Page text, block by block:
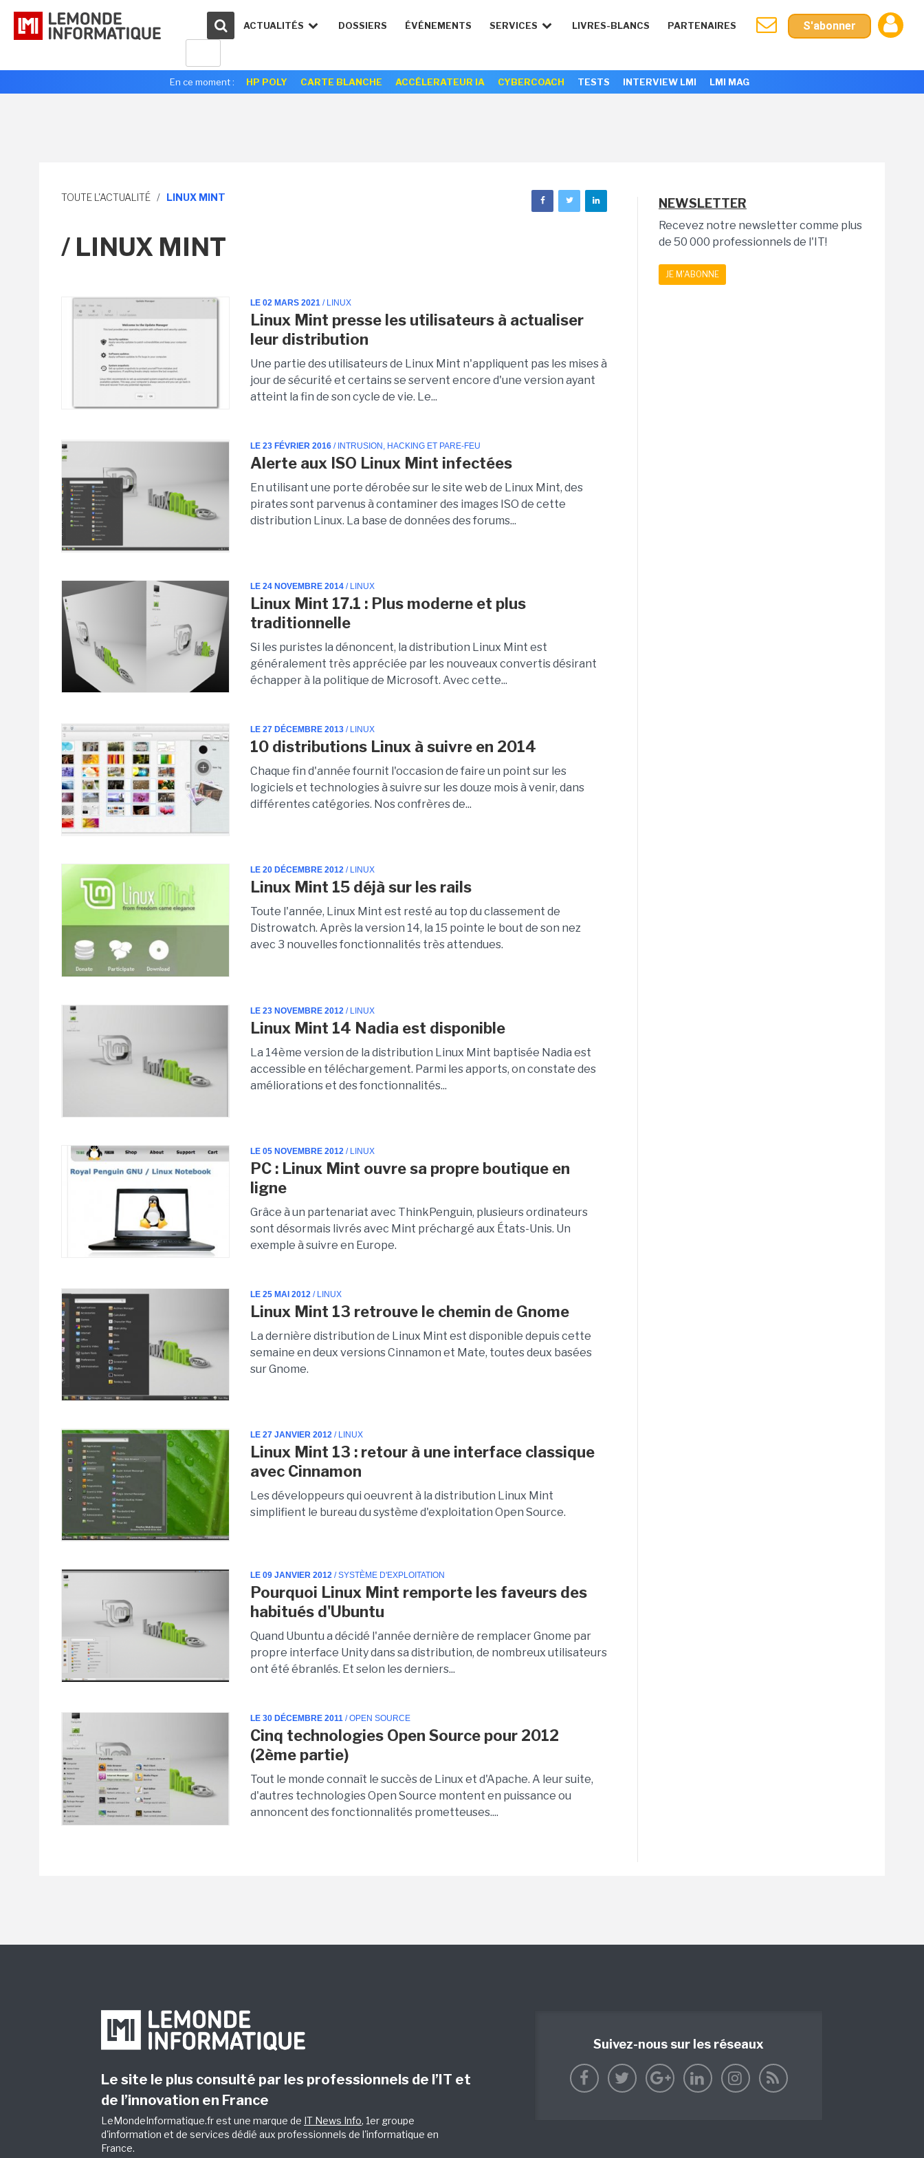
ACTUALITÉS DOSSIERS ÉVÉNEMENTS SERVICES LIVRES-BLANCS PARTENAIRES S'abonner
En ce moment : HP POLY CARTE BLANCHE ACCÉLERATEUR IA CYBERCOACH TESTS INTERVIEW LMI LMI MAG
TOUTE L'ACTUALITÉ / LINUX MINT
/ LINUX MINT
LE 02 MARS 2021 / LINUX
Linux Mint presse les utilisateurs à actualiser
leur distribution
Une partie des utilisateurs de Linux Mint n'appliquent pas les mises à
jour de sécurité et certains se servent encore d'une version ayant
atteint la fin de son cycle de vie. Le...
LE 23 FÉVRIER 2016 / INTRUSION, HACKING ET PARE-FEU
Alerte aux ISO Linux Mint infectées
En utilisant une porte dérobée sur le site web de Linux Mint, des
pirates sont parvenus à contaminer des images ISO de cette
distribution Linux. La base de données des forums...
LE 24 NOVEMBRE 2014 / LINUX
Linux Mint 17.1 : Plus moderne et plus
traditionnelle
Si les puristes la dénoncent, la distribution Linux Mint est
généralement très appréciée par les nouveaux convertis désirant
échapper à la politique de Microsoft. Avec cette...
LE 27 DÉCEMBRE 2013 / LINUX
10 distributions Linux à suivre en 2014
Chaque fin d'année fournit l'occasion de faire un point sur les
logiciels et technologies à suivre sur les douze mois à venir, dans
différentes catégories. Nos confrères de...
LE 20 DÉCEMBRE 2012 / LINUX
Linux Mint 15 déjà sur les rails
Toute l'année, Linux Mint est resté au top du classement de
Distrowatch. Après la version 14, la 15 pointe le bout de son nez
avec 3 nouvelles fonctionnalités très attendues.
LE 23 NOVEMBRE 2012 / LINUX
Linux Mint 14 Nadia est disponible
La 14ème version de la distribution Linux Mint baptisée Nadia est
accessible en téléchargement. Parmi les apports, on constate des
améliorations et des fonctionnalités...
LE 05 NOVEMBRE 2012 / LINUX
PC : Linux Mint ouvre sa propre boutique en
ligne
Grâce à un partenariat avec ThinkPenguin, plusieurs ordinateurs
sont désormais livrés avec Mint préchargé aux États-Unis. Un
exemple à suivre en Europe.
LE 25 MAI 2012 / LINUX
Linux Mint 13 retrouve le chemin de Gnome
La dernière distribution de Linux Mint est disponible depuis cette
semaine en deux versions Cinnamon et Mate, toutes deux basées
sur Gnome.
LE 27 JANVIER 2012 / LINUX
Linux Mint 13 : retour à une interface classique
avec Cinnamon
Les développeurs qui oeuvrent à la distribution Linux Mint
simplifient le bureau du système d'exploitation Open Source.
LE 09 JANVIER 2012 / SYSTÈME D'EXPLOITATION
Pourquoi Linux Mint remporte les faveurs des
habitués d'Ubuntu
Quand Ubuntu a décidé l'année dernière de remplacer Gnome par
propre interface Unity dans sa distribution, de nombreux utilisateurs
ont été ébranlés. Et selon les derniers...
LE 30 DÉCEMBRE 2011 / OPEN SOURCE
Cinq technologies Open Source pour 2012
(2ème partie)
Tout le monde connaît le succès de Linux et d'Apache. A leur suite,
d'autres technologies Open Source montent en puissance ou
annoncent des fonctionnalités prometteuses....
NEWSLETTER
Recevez notre newsletter comme plus
de 50 000 professionnels de l'IT!
JE M'ABONNE
Le site le plus consulté par les professionnels de l’IT et
de l’innovation en France
LeMondeInformatique.fr est une marque de IT News Info, 1er groupe
d'information et de services dédié aux professionnels de l'informatique en
France.
Suivez-nous sur les réseaux